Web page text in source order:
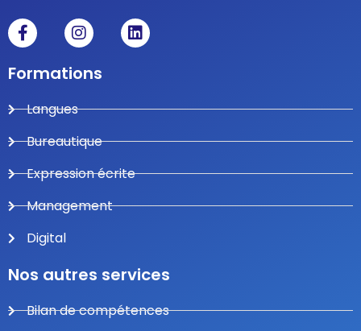
Formations
Langues
Bureautique
Expression écrite
Management
Digital
Nos autres services
Bilan de compétences